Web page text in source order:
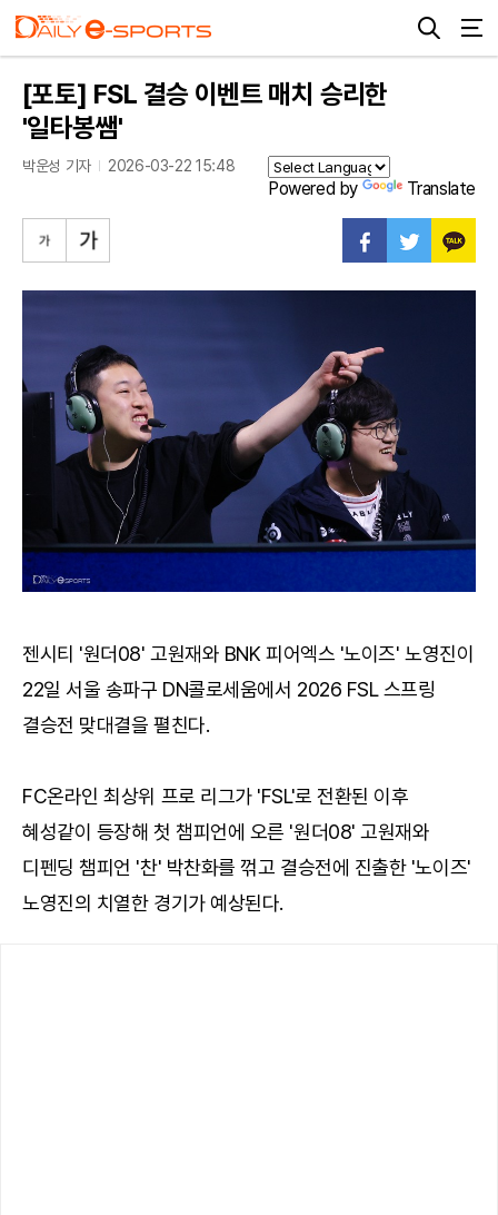
[포토] FSL 결승 이벤트 매치 승리한
'일타봉쌤'
박운성 기자 2026-03-22 15:48
Powered by Translate
젠시티 '원더08' 고원재와 BNK 피어엑스 '노이즈' 노영진이
22일 서울 송파구 DN콜로세움에서 2026 FSL 스프링
결승전 맞대결을 펼친다.
FC온라인 최상위 프로 리그가 'FSL'로 전환된 이후
혜성같이 등장해 첫 챔피언에 오른 '원더08' 고원재와
디펜딩 챔피언 '찬' 박찬화를 꺾고 결승전에 진출한 '노이즈'
노영진의 치열한 경기가 예상된다.